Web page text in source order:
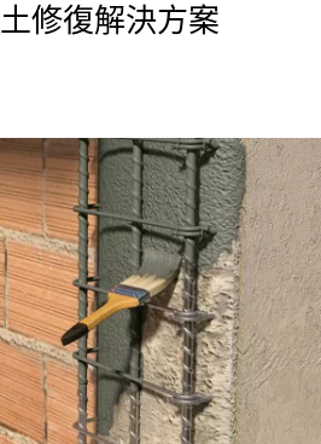
修復解決方案